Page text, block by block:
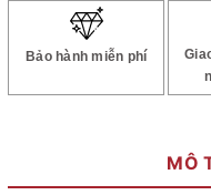
Bảo hành miễn phí
MÔ